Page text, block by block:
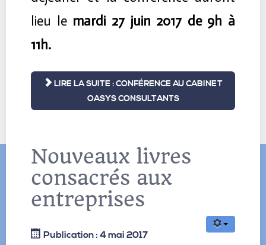
lieu le mardi 27 juin 2017 de 9h à
11h.
LIRE LA SUITE : CONFÉRENCE AU CABINET
OASYS CONSULTANTS
Nouveaux livres
consacrés aux
entreprises
Publication : 4 mai 2017